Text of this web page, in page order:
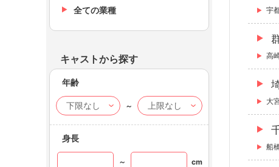
宇
高
大
船
全ての業種
キャストから探す
年齢
～
身長
～ cm